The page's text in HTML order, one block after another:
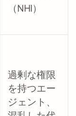
（NHI）
過剰な権限
を持つエー
ジェント、